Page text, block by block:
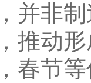
并非
推动
春节